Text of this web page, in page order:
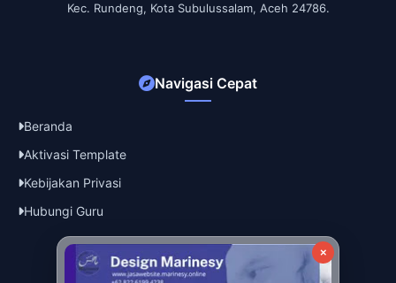
Kec. Rundeng, Kota Subulussalam, Aceh 24786.
Navigasi Cepat
Beranda
Aktivasi Template
Kebijakan Privasi
Hubungi Guru
×